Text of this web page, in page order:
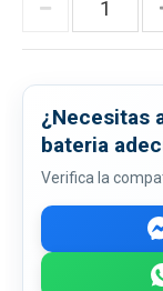
¿Necesitas
bateria
Verifica la